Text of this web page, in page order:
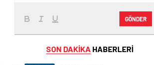
GÖNDER
SON DAKİKA HABERLERİ